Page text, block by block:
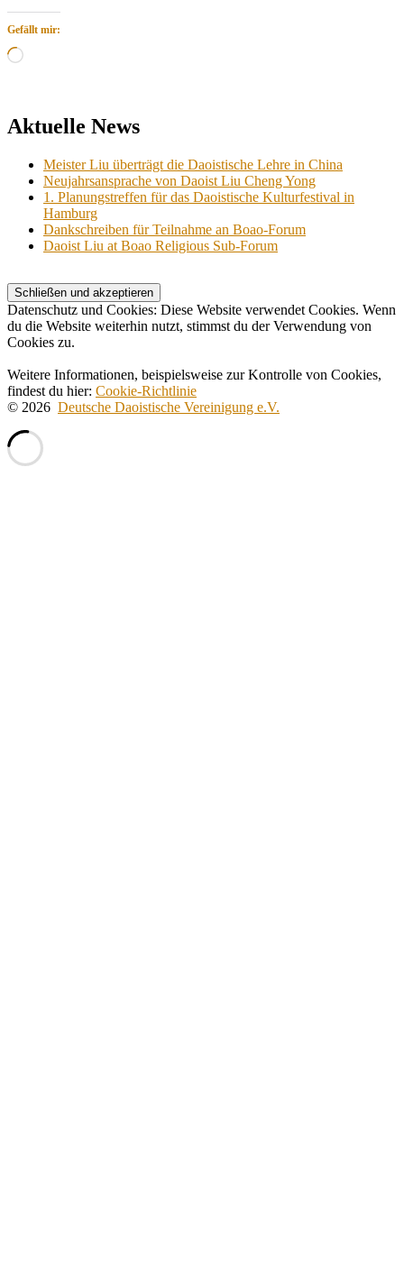
Gefällt mir:
Wird
Aktuelle News
Meister Liu überträgt die Daoistische Lehre in China
Neujahrsansprache von Daoist Liu Cheng Yong
1. Planungstreffen für das Daoistische Kulturfestival in
Hamburg
Dankschreiben für Teilnahme an Boao-Forum
Daoist Liu at Boao Religious Sub-Forum
Datenschutz und Cookies: Diese Website verwendet Cookies. Wenn
du die Website weiterhin nutzt, stimmst du der Verwendung von
Cookies zu.
Weitere Informationen, beispielsweise zur Kontrolle von Cookies,
findest du hier: Cookie-Richtlinie
© 2026 Deutsche Daoistische Vereinigung e.V.